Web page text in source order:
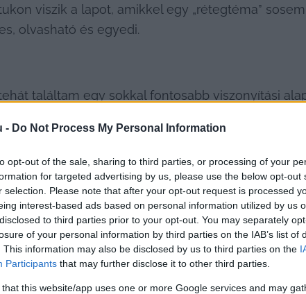
- Do Not Process My Personal Information
opt-out of the sale, sharing to third parties, or processing of your
for targeted advertising by us, please use the below opt-out
selection. Please note that after your opt-out request is processed
interest-based ads based on personal information utilized by us
to third parties prior to your opt-out. You may separately
of your personal information by third parties on the IAB’s list of
This information may also be disclosed by us to third parties on the
Participants that may further disclose it to other third parties.
that this website/app uses one or more Google services and may
viszik a lapot, amikkel egy „rétegtéma”
olvasható és egyedi.
találtam egy sokkal fontosabb viszonyítási
a munkámra nyomást senki, nem mondanak
kulcskifejezések. Hogy itt teljesen szabad a
én írtam meg az országban elsőként – a saját